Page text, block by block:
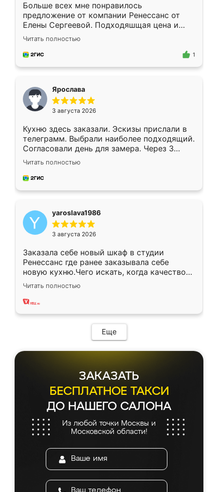
Больше всех мне понравилось
предложение от компании Ренессанс от
Елены Сергеевой. Подходяшщая цена и
короткие сроки изготовления. Приехавший
для замера сотрудник Владислав
предложил по моему эскизу самый
Читать полностью
1
Ярослава
3 августа 2026
Кухню здесь заказали. Эскизы прислали в
телеграмм. Выбрали наиболее подходящий.
Согласовали день для замера. Через 3
недели кухня была уже готова. Остались
довольны работой. Спасибо Ренессанс
мебель за качественную работу!
Читать полностью
yaroslava1986
3 августа 2026
Заказала себе новый шкаф в студии
Ренессанс где ранее заказывала себе
новую кухню.Чего искать, когда качеством
вполне довольна. Служит кухня уже почти
два года, нареканий нет.
Читать полностью
Еще
ЗАКАЗАТЬ
БЕСПЛАТНОЕ ТАКСИ
ДО НАШЕГО САЛОНА
Из любой точки Москвы и
Московской области!